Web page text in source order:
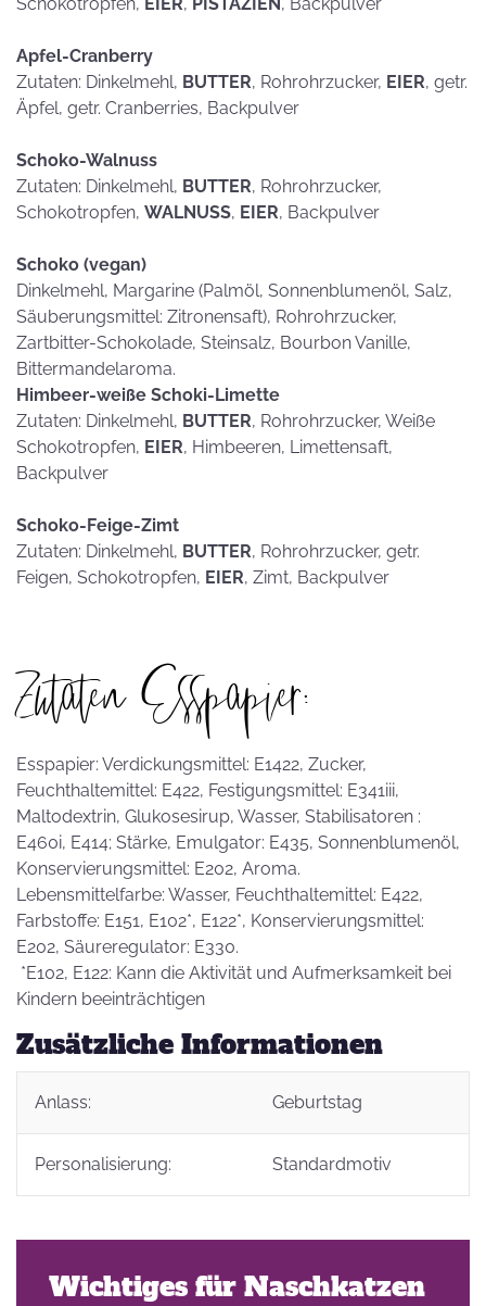
Apfel-Cranberry
Zutaten: Dinkelmehl, BUTTER, Rohrohrzucker, EIER, getr.
Äpfel, getr. Cranberries, Backpulver
Schoko-Walnuss
Zutaten: Dinkelmehl, BUTTER, Rohrohrzucker,
Schokotropfen, WALNUSS, EIER, Backpulver
Schoko (vegan)
Dinkelmehl, Margarine (Palmöl, Sonnenblumenöl, Salz,
Säuberungsmittel: Zitronensaft), Rohrohrzucker,
Zartbitter-Schokolade, Steinsalz, Bourbon Vanille,
Bittermandelaroma.
Himbeer-weiße Schoki-Limette
Zutaten: Dinkelmehl, BUTTER, Rohrohrzucker, Weiße
Schokotropfen, EIER, Himbeeren, Limettensaft,
Backpulver
Schoko-Feige-Zimt
Zutaten: Dinkelmehl, BUTTER, Rohrohrzucker, getr.
Feigen, Schokotropfen, EIER, Zimt, Backpulver
Zutaten Esspapier:
Esspapier: Verdickungsmittel: E1422, Zucker,
Feuchthaltemittel: E422, Festigungsmittel: E341iii,
Maltodextrin, Glukosesirup, Wasser, Stabilisatoren :
E460i, E414; Stärke, Emulgator: E435, Sonnenblumenöl,
Konservierungsmittel: E202, Aroma.
Lebensmittelfarbe: Wasser, Feuchthaltemittel: E422,
Farbstoffe: E151, E102*, E122*, Konservierungsmittel:
E202, Säureregulator: E330.
*E102, E122: Kann die Aktivität und Aufmerksamkeit bei
Kindern beeinträchtigen
Zusätzliche Informationen
Anlass: Geburtstag
Personalisierung: Standardmotiv
Wichtiges für Naschkatzen